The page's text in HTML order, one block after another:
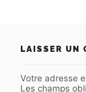
LAISSER UN
Votre adresse
Les champs